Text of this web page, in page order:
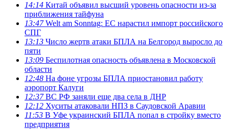
14:14 Китай объявил высший уровень опасности из-за
приближения тайфуна
13:47Welt am Sonntag: ЕС нарастил импорт российского
СПГ
13:13 Число жертв атаки БПЛА на Белгород выросло до
пяти
13:09 Беспилотная опасность объявлена в Московской
области
12:48 На фоне угрозы БПЛА приостановил работу
аэропорт Калуги
12:37ВС РФ заняли еще два села в ДНР
12:12 Хуситы атаковали НПЗ в Саудовской Аравии
11:53 В Уфе украинский БПЛА попал в стройку вместо
предприятия